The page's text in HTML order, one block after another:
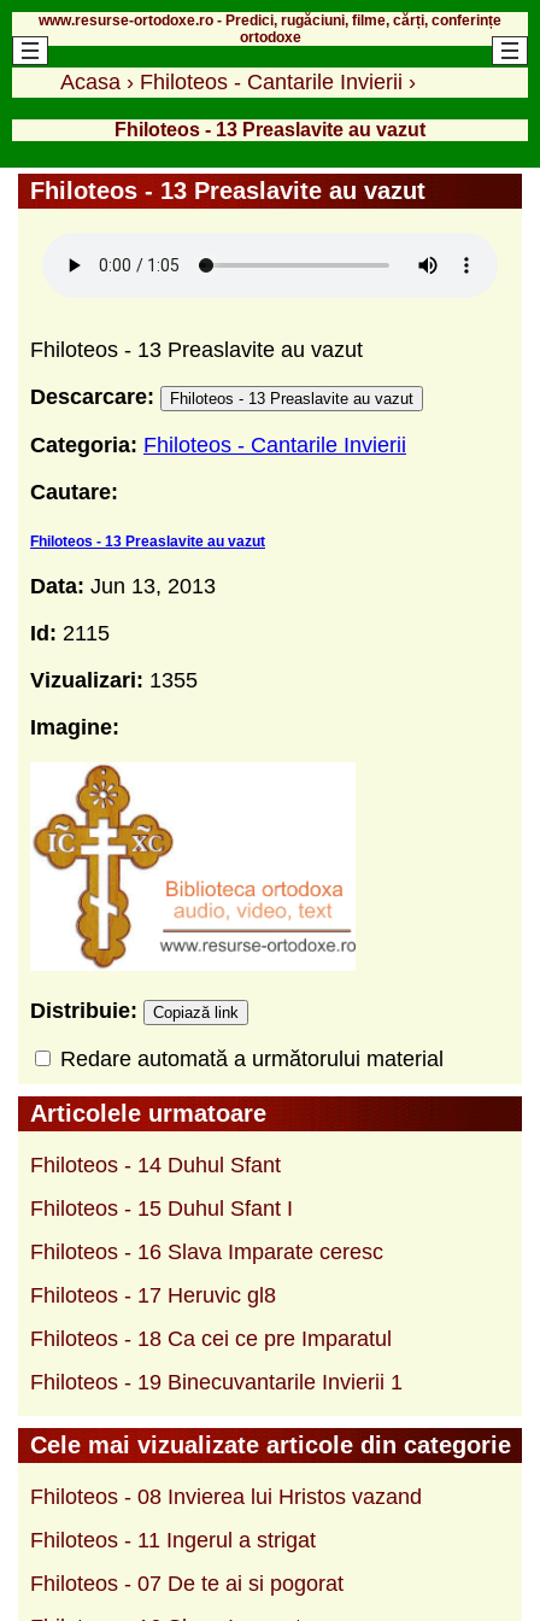
www.resurse-ortodoxe.ro - Predici, rugăciuni, filme, cărți, conferințe
ortodoxe
Acasa › Fhiloteos - Cantarile Invierii ›
Fhiloteos - 13 Preaslavite au vazut
Fhiloteos - 13 Preaslavite au vazut
Fhiloteos - 13 Preaslavite au vazut
Descarcare:
Fhiloteos - 13 Preaslavite au vazut
Categoria: Fhiloteos - Cantarile Invierii
Cautare:
Fhiloteos - 13 Preaslavite au vazut
Data: Jun 13, 2013
Id: 2115
Vizualizari: 1355
Imagine:
Distribuie: Copiază link
Redare automată a următorului material
Articolele urmatoare
Fhiloteos - 14 Duhul Sfant
Fhiloteos - 15 Duhul Sfant I
Fhiloteos - 16 Slava Imparate ceresc
Fhiloteos - 17 Heruvic gl8
Fhiloteos - 18 Ca cei ce pre Imparatul
Fhiloteos - 19 Binecuvantarile Invierii 1
Cele mai vizualizate articole din categorie
Fhiloteos - 08 Invierea lui Hristos vazand
Fhiloteos - 11 Ingerul a strigat
Fhiloteos - 07 De te ai si pogorat